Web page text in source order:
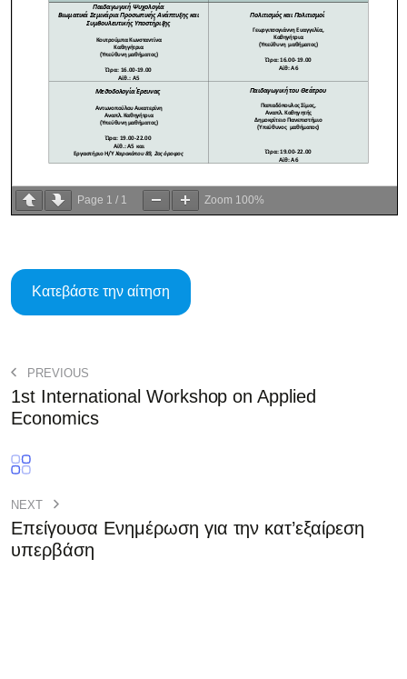
Page 1 / 1 Zoom 100%
Κατεβάστε την αίτηση
PREVIOUS
1st International Workshop on Applied
Economics
NEXT
Επείγουσα Ενημέρωση για την κατ’εξαίρεση
υπερβάση